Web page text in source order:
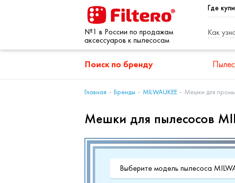
№1 в России по продажам
аксессуаров к пылесосам
Где
Как
Поиск по бренду
Главная Бренды MILWAUKEE Мешки для
Мешки для пылесосов
Выберите модель пылесоса